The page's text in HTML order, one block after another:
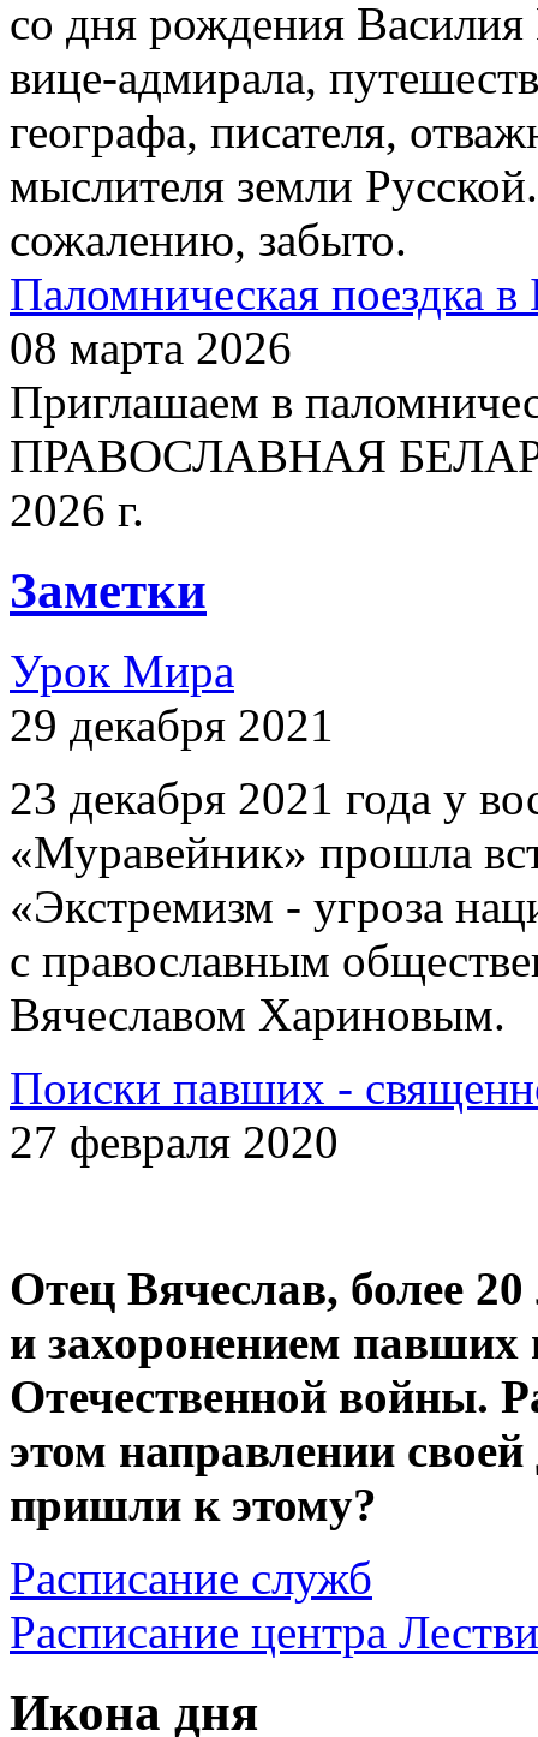
со дня рождения
вице-адмирала,
географа, писателя,
мыслителя земли
сожалению, забыто.
Паломническая поездка в
08 марта 2026
Приглашаем в
ПРАВОСЛАВНАЯ
2026 г.
Заметки
Урок Мира
29 декабря 2021
23 декабря 2021 года у
«Муравейник» прошла
«Экстремизм - угроза
с православным
Вячеславом Хариновым.
Поиски павших -
27 февраля 2020
Отец Вячеслав, более
и захоронением павших
Отечественной войны.
этом направлении
пришли к этому?
Расписание служб
Расписание центра
Икона дня